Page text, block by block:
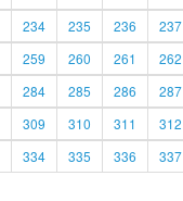
234 235 236 237
259 260 261 262
284 285 286 287
309 310 311 312
334 335 336 337